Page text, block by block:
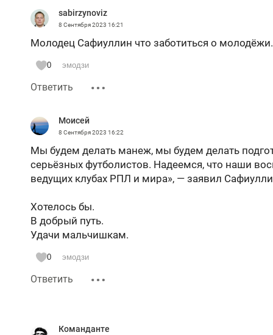
sabirzynoviz
8 Сентября 2023 16:21
Молодец Сафиуллин что заботиться о молодёжи.
0 эмодзи
Ответить
Моисей
8 Сентября 2023 16:22
Мы будем делать манеж, мы будем делать
серьёзных футболистов. Надеемся, что наши
ведущих клубах РПЛ и мира», — заявил
Хотелось бы.
В добрый путь.
Удачи мальчишкам.
0 эмодзи
Ответить
Команданте